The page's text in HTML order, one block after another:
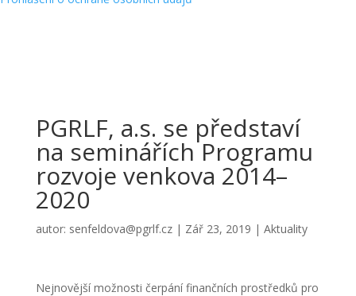
PGRLF, a.s. se představí
na seminářích Programu
rozvoje venkova 2014–
2020
autor: senfeldova@pgrlf.cz| Zář 23, 2019 | Aktuality
Nejnovější možnosti čerpání finančních prostředků pro